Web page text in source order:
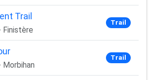
×
la communauté des coureurs
triathlètes passionnés
Trail
Trail
Trail